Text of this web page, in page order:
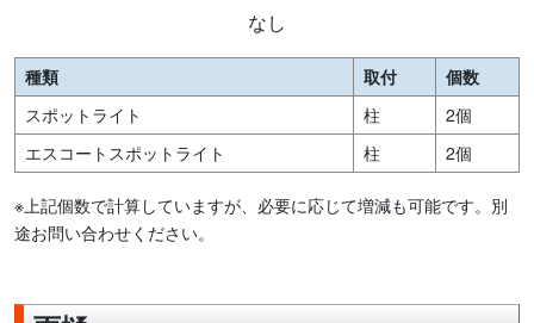
なし
種類 取付
個数
スポットライト
柱
2個
エスコートスポットライト
柱 2個
※上記個数で計算していますが、必要に応じて増減も可能です。別
途お問い合わせください。